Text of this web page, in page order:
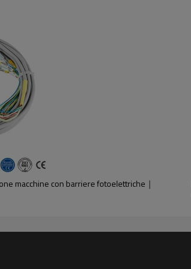
macchine con barriere fotoelettriche｜